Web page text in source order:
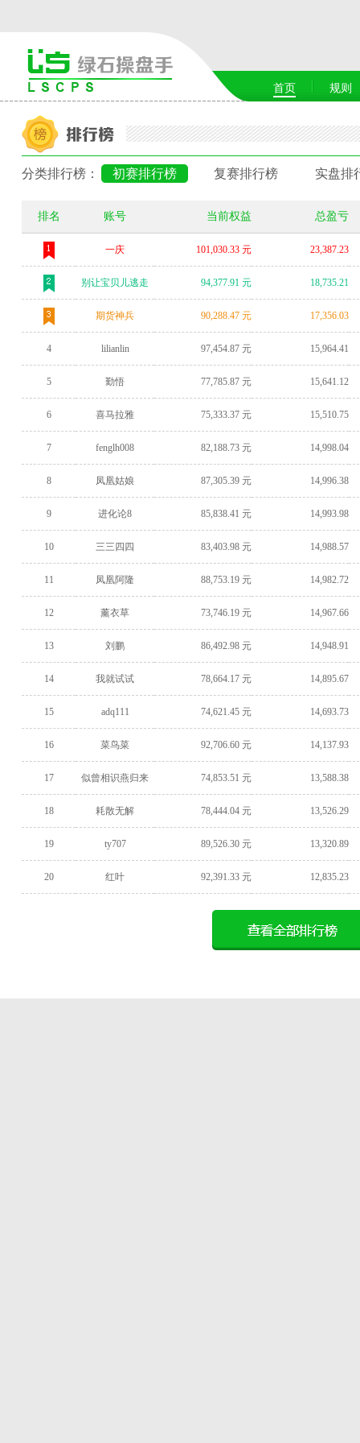
首页 规则
分类排行榜： 初赛排行榜 复赛排行榜 实盘排
排名 账号 当前权益 总盈亏
一庆 101,030.33 元 23,387.23
别让宝贝儿逃走 94,377.91 元 18,735.21
期货神兵 90,288.47 元 17,356.03
4 lilianlin 97,454.87 元 15,964.41
5 勤悟 77,785.87 元 15,641.12
6 喜马拉雅 75,333.37 元 15,510.75
7 fenglh008 82,188.73 元 14,998.04
8 凤凰姑娘 87,305.39 元 14,996.38
9 进化论8 85,838.41 元 14,993.98
10 三三四四 83,403.98 元 14,988.57
11 凤凰阿隆 88,753.19 元 14,982.72
12 薰衣草 73,746.19 元 14,967.66
13 刘鹏 86,492.98 元 14,948.91
14 我就试试 78,664.17 元 14,895.67
15 adq111 74,621.45 元 14,693.73
16 菜鸟菜 92,706.60 元 14,137.93
17 似曾相识燕归来 74,853.51 元 13,588.38
18 耗散无解 78,444.04 元 13,526.29
19 ty707 89,526.30 元 13,320.89
20 红叶 92,391.33 元 12,835.23